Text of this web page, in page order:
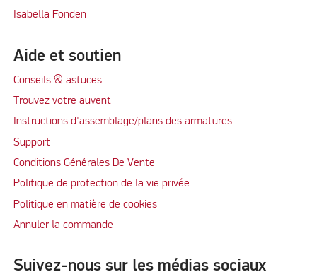
Isabella Fonden
Aide et soutien
Conseils & astuces
Trouvez votre auvent
Instructions d'assemblage/plans des armatures
Support
Conditions Générales De Vente
Politique de protection de la vie privée
Politique en matière de cookies
Annuler la commande
Suivez-nous sur les médias sociaux